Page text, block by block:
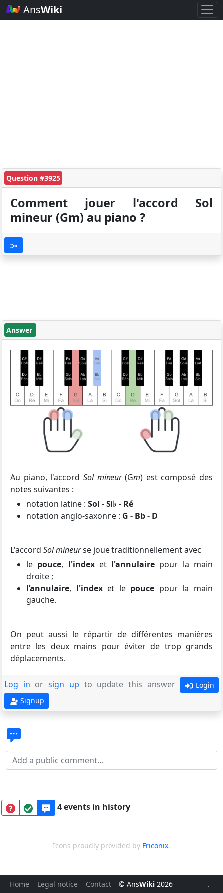
AnsWiki
Question #3925
Comment jouer l'accord Sol
mineur (Gm) au piano ?
Answer
Au piano, l'accord Sol mineur(Gm) est composé des
notes suivantes :
notation latine : Sol - Si♭ - Ré
notation anglo-saxonne : G - Bb - D
L'accord Sol mineurse joue traditionnellement avec
le pouce, l'indexet l'annulairepour la main
droite ;
l’annulaire, l'indexet le pouce pour la main
gauche.
On peut aussi le répartir de différentes manières
entre les deux mains pour éviter de trop grands
déplacements.
Log in orsign up to update this answer
Login
Signup
4 events in history
Icons proudly provided by Friconix.
Home Legal notice Contact © AnsWiki 2026 .